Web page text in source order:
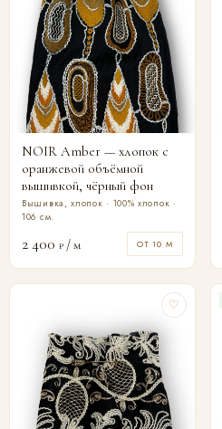
NOIR Amber — хлопок с
оранжевой объёмной
вышивкой, чёрный фон
Вышивка, хлопок · 100% хлопок ·
106 см.
2 400 ₽ / м ОТ 10 М
♡